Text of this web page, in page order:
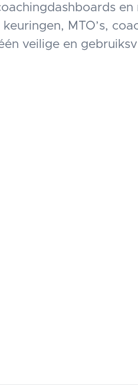
MTO’s,
veilige en